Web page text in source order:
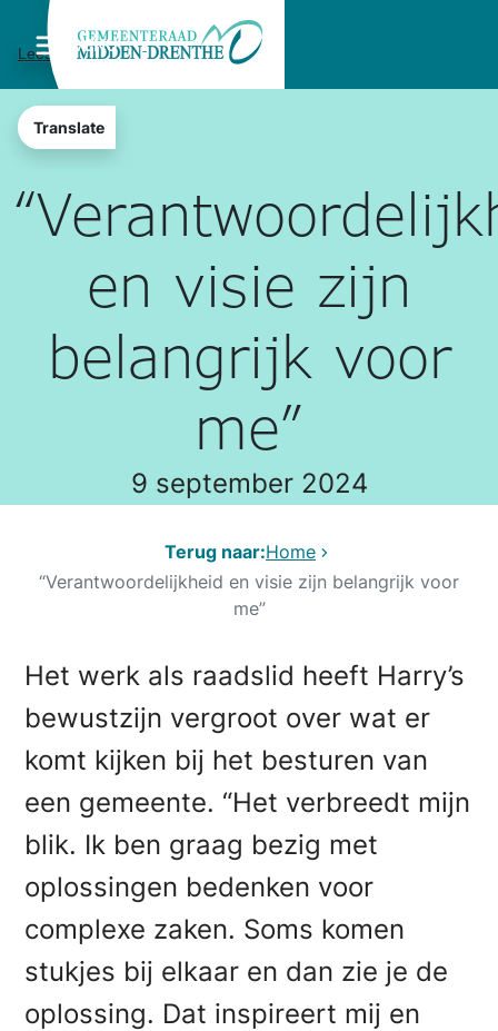
MENU
Lees voor
Translate
en visie zijn
belangrijk voor
me”
9 september 2024
Terug naar:Home
“Verantwoordelijkheid en visie zijn belangrijk voor
me”
Het werk als raadslid heeft Harry’s
bewustzijn vergroot over wat er
komt kijken bij het besturen van
een gemeente. “Het verbreedt mijn
blik. Ik ben graag bezig met
oplossingen bedenken voor
complexe zaken. Soms komen
stukjes bij elkaar en dan zie je de
oplossing. Dat inspireert mij en